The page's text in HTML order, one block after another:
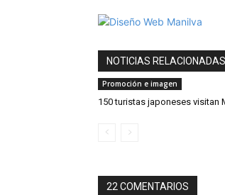
NOTICIAS RELACIONADAS
Promoción e imagen
150 turistas japoneses visitan
22 COMENTARIOS